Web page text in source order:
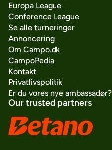
Europa League
Conference League
Se alle turneringer
Annoncering
Om Campo.dk
CampoPedia
Kontakt
Privatlivspolitik
Er du vores nye ambassadør?
Our trusted partners